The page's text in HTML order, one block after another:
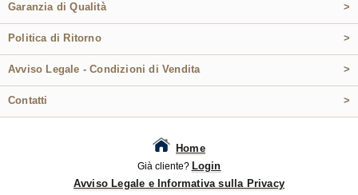
Garanzia di Qualità >
Politica di Ritorno >
Avviso Legale - Condizioni di Vendita >
Contatti >
Home
Già cliente? Login
Avviso Legale e Informativa sulla Privacy